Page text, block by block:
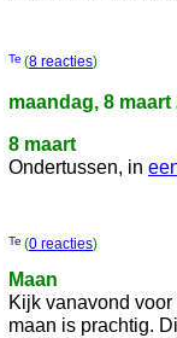
(8 reacties)
maandag, 8 maart
8 maart
Ondertussen, in
(0 reacties)
Maan
Kijk vanavond
maan is prachtig.